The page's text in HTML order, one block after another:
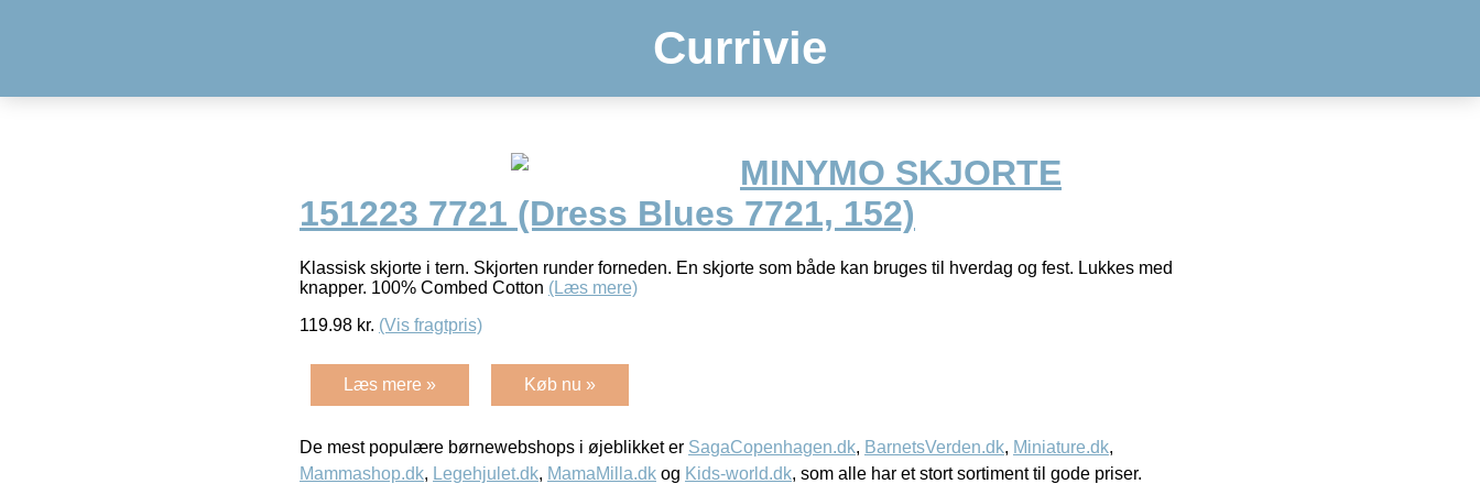
Currivie
MINYMO SKJORTE
151223 7721 (Dress Blues 7721, 152)
Klassisk skjorte i tern. Skjorten runder forneden. En skjorte som både kan bruges til hverdag og fest. Lukkes med
knapper. 100% Combed Cotton (Læs mere)
119.98 kr. (Vis fragtpris)
Læs mere » Køb nu »
De mest populære børnewebshops i øjeblikket er SagaCopenhagen.dk, BarnetsVerden.dk, Miniature.dk,
Mammashop.dk, Legehjulet.dk, MamaMilla.dk og Kids-world.dk, som alle har et stort sortiment til gode priser.